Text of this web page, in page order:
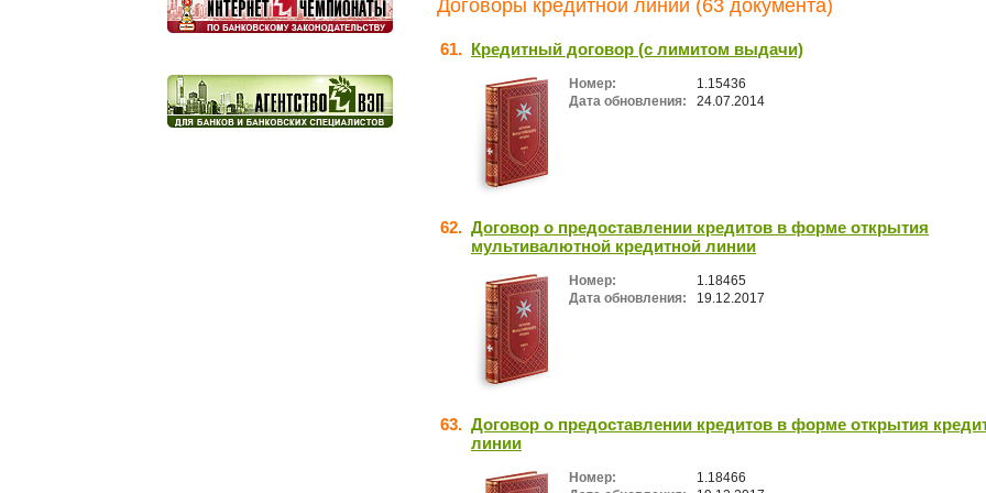
Договоры кредитной линии (63 документа)
61. Кредитный договор (с лимитом выдачи)
Номер:
1.15436
Дата обновления:
24.07.2014
62. Договор о предоставлении кредитов в форме открытия
мультивалютной кредитной линии
Номер:
1.18465
Дата обновления:
19.12.2017
63. Договор о предоставлении кредитов в форме открытия
линии
Номер:
1.18466